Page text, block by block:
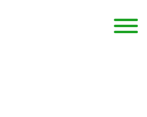
test 123 dfasdf
12 {FONT:12} Dosierungen: test